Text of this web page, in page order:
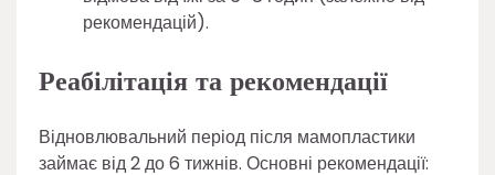
рекомендацій).
Реабілітація та рекомендації
Відновлювальний період після мамопластики
займає від 2 до 6 тижнів. Основні рекомендації: